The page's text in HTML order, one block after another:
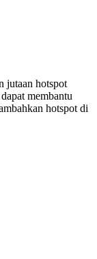
jutaan hotspot
membantu
hotspot di